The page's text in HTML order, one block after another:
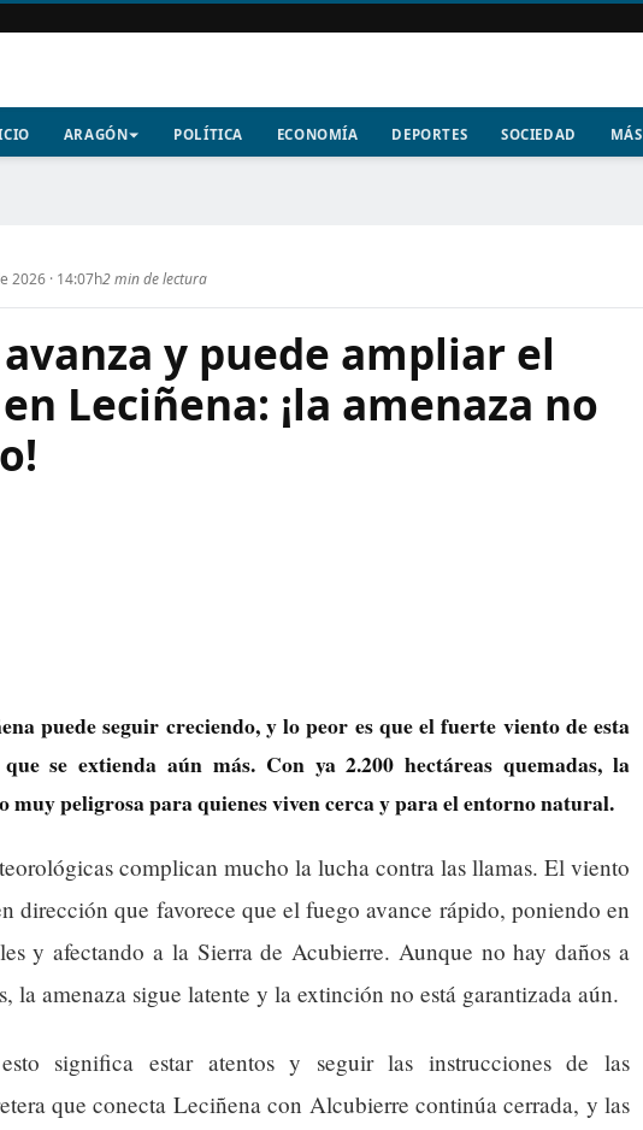
ARAGÓN POLÍTICA ECONOMÍA DEPORTES SOCIEDAD MÁS
2026 · 14:07h2 min de lectura
y puede ampliar el
Leciñena: ¡la amenaza no
puede seguir creciendo, y lo peor es que el fuerte viento de esta
se extienda aún más. Con ya 2.200 hectáreas quemadas, la
muy peligrosa para quienes viven cerca y para el entorno natural.
complican mucho la lucha contra las llamas. El viento
dirección que favorece que el fuego avance rápido, poniendo en
y afectando a la Sierra de Acubierre. Aunque no hay daños a
la amenaza sigue latente y la extinción no está garantizada aún.
significa estar atentos y seguir las instrucciones de las
que conecta Leciñena con Alcubierre continúa cerrada, y las